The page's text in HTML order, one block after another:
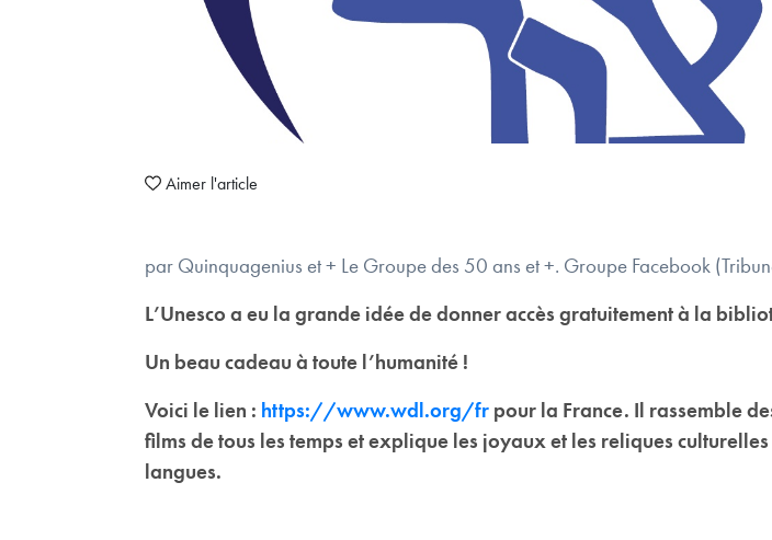
Aimer l'article
par Quinquagenius et + Le Groupe des 50 ans et +. Groupe Facebook
L’Unesco a eu la grande idée de donner accès gratuitement à la
Un beau cadeau à toute l’humanité !
Voici le lien : https://www.wdl.org/fr pour la France. Il rassemble
films de tous les temps et explique les joyaux et les reliques
langues.